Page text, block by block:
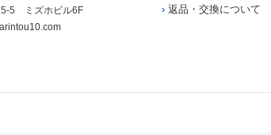
5-5 ミズホビル6F
返品・交換について